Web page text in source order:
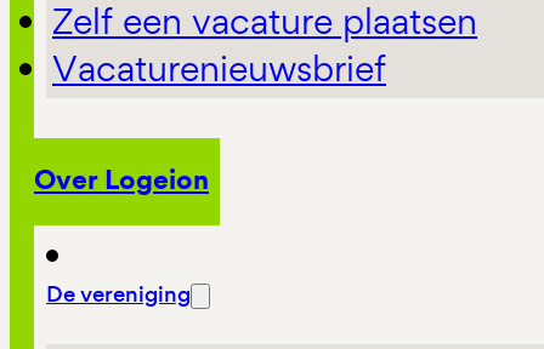
Zelf een vacature plaatsen
Vacaturenieuwsbrief
Over Logeion
De vereniging